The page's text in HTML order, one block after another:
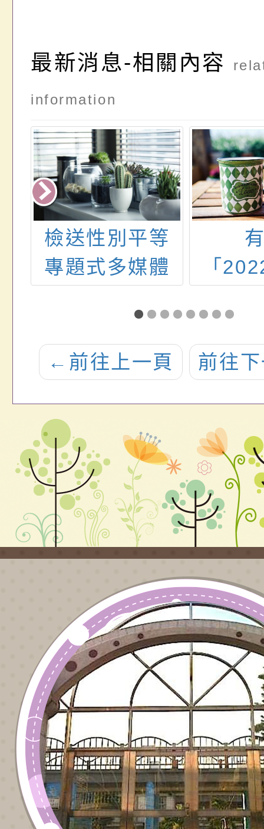
最新消息-相關內容
information
檢送性別平等
專題式多媒體
刻」網址及活
動資訊各1份，
請查照。
「
冒險
案，
明，
← 前往上一頁 前往